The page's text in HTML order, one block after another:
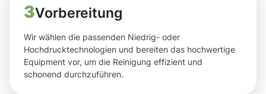
3Vorbereitung
Wir wählen die passenden Niedrig- oder
Hochdrucktechnologien und bereiten das hochwertige
Equipment vor, um die Reinigung effizient und
schonend durchzuführen.